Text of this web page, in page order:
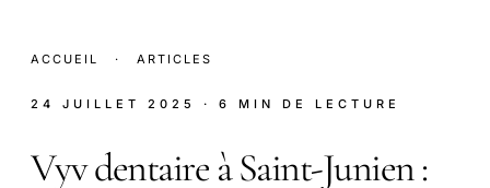
ACCUEIL · ARTICLES
24 JUILLET 2025 · 6 MIN DE LECTURE
Vyv dentaire à Saint-Junien :